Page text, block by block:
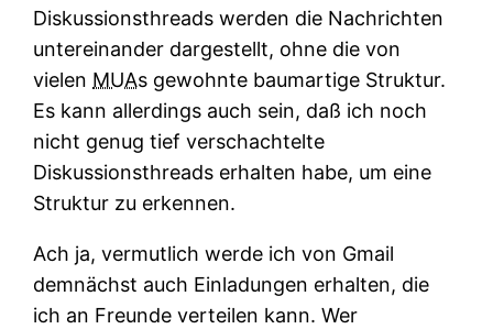
Diskussionsthreads werden die Nachrichten
untereinander dargestellt, ohne die von
vielen MUAs gewohnte baumartige Struktur.
Es kann allerdings auch sein, daß ich noch
nicht genug tief verschachtelte
Diskussionsthreads erhalten habe, um eine
Struktur zu erkennen.
Ach ja, vermutlich werde ich von Gmail
demnächst auch Einladungen erhalten, die
ich an Freunde verteilen kann. Wer